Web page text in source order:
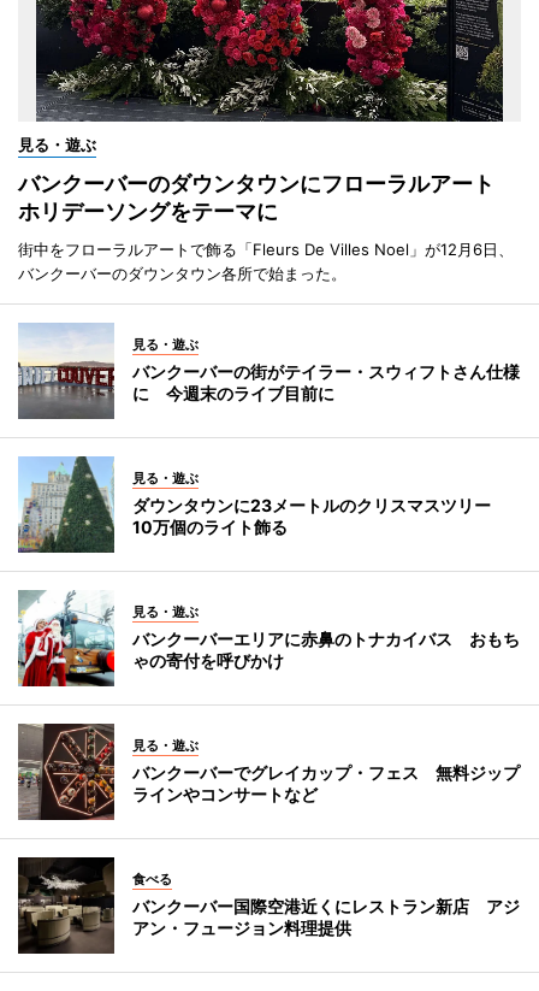
見る・遊ぶ
バンクーバーのダウンタウンにフローラルアート
ホリデーソングをテーマに
街中をフローラルアートで飾る「Fleurs De Villes Noel」が12月6日、
バンクーバーのダウンタウン各所で始まった。
見る・遊ぶ
バンクーバーの街がテイラー・スウィフトさん仕様
に 今週末のライブ目前に
見る・遊ぶ
ダウンタウンに23メートルのクリスマスツリー
10万個のライト飾る
見る・遊ぶ
バンクーバーエリアに赤鼻のトナカイバス おもち
ゃの寄付を呼びかけ
見る・遊ぶ
バンクーバーでグレイカップ・フェス 無料ジップ
ラインやコンサートなど
食べる
バンクーバー国際空港近くにレストラン新店 アジ
アン・フュージョン料理提供